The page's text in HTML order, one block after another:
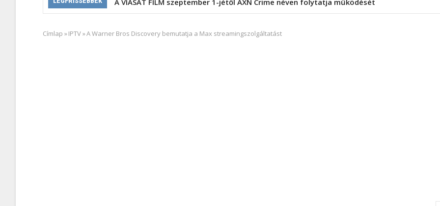
Morzsa
Címlap »IPTV»A Warner Bros Discovery bemutatja a Max streamingszolgáltatást